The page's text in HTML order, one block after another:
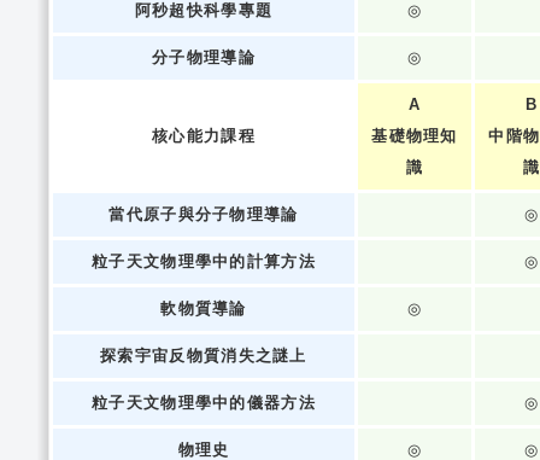
阿秒超快科學專題 ◎
分子物理導論 ◎
核心能力課程
A
基礎物理知
識
B
中階
識
當代原子與分子物理導論 ◎
粒子天文物理學中的計算方法 ◎
軟物質導論 ◎
探索宇宙反物質消失之謎上
粒子天文物理學中的儀器方法 ◎
物理史 ◎ ◎